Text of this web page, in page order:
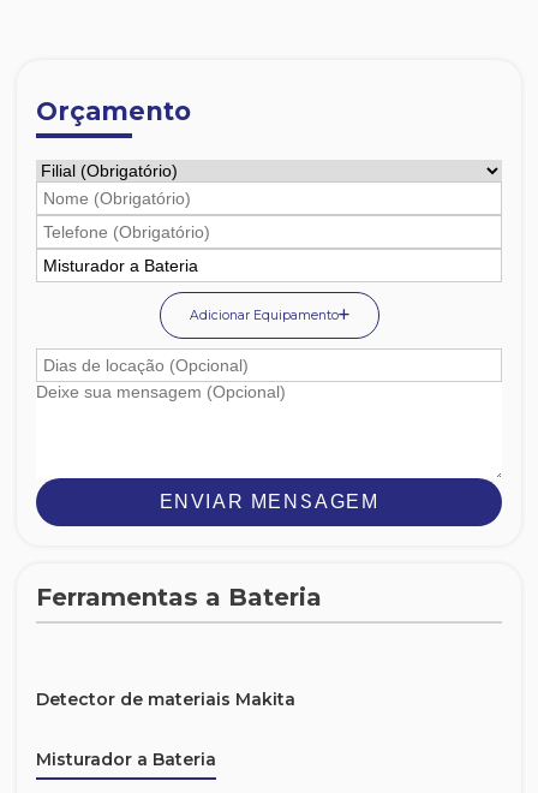
Orçamento
Adicionar Equipamento
ENVIAR MENSAGEM
Ferramentas a Bateria
Detector de materiais Makita
Misturador a Bateria